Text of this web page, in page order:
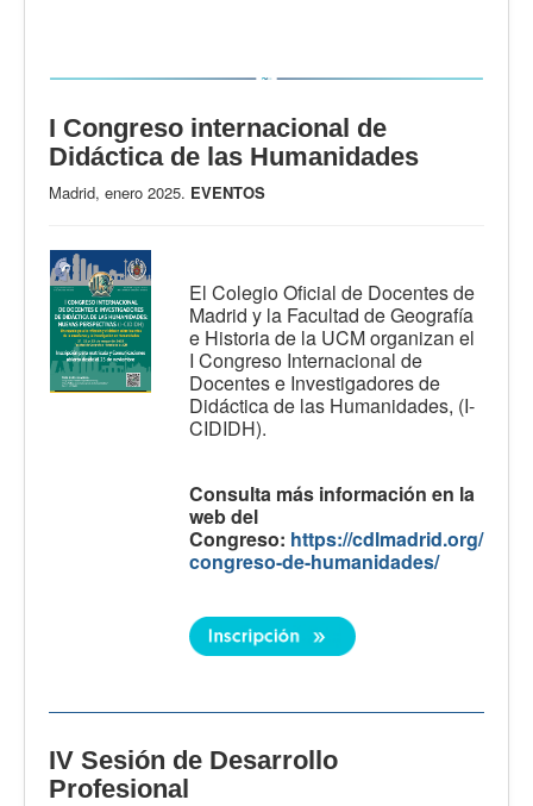
I Congreso internacional de
Didáctica de las Humanidades
Madrid, enero 2025. EVENTOS
El Colegio Oficial de Docentes de
Madrid y la Facultad de Geografía
e Historia de la UCM organizan el
I Congreso Internacional de
Docentes e Investigadores de
Didáctica de las Humanidades, (I-
CIDIDH).
Consulta más información en la
web del
Congreso: https://cdlmadrid.org/
congreso-de-humanidades/
IV Sesión de Desarrollo
Profesional